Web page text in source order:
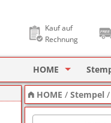
Kauf auf
Rechnung
HOME
Stempel Designer
ImageCard
HOME /Stempel